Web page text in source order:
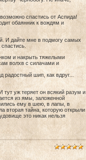
спастись от Аспида!
обаянник к вождям и
И дайте мне в подмогу самых
и накрыть тяжелыми
волхв с силачами и
шип, как вдруг...
тут уж теряет он всякий разум и
из ямы, заложенной
ему в шею, в лапы, в
вторая тайна, которую открыли
это никак нельзя